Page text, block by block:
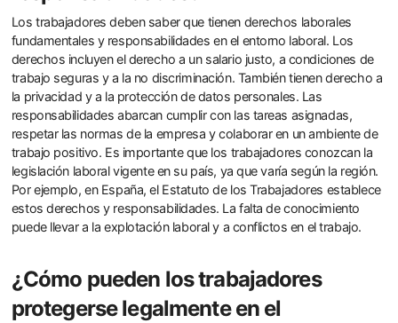
Los trabajadores deben saber que tienen derechos laborales
fundamentales y responsabilidades en el entorno laboral. Los
derechos incluyen el derecho a un salario justo, a condiciones de
trabajo seguras y a la no discriminación. También tienen derecho a
la privacidad y a la protección de datos personales. Las
responsabilidades abarcan cumplir con las tareas asignadas,
respetar las normas de la empresa y colaborar en un ambiente de
trabajo positivo. Es importante que los trabajadores conozcan la
legislación laboral vigente en su país, ya que varía según la región.
Por ejemplo, en España, el Estatuto de los Trabajadores establece
estos derechos y responsabilidades. La falta de conocimiento
puede llevar a la explotación laboral y a conflictos en el trabajo.
¿Cómo pueden los trabajadores
protegerse legalmente en el